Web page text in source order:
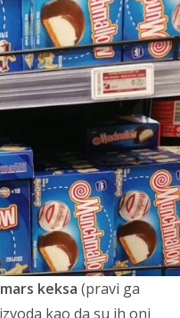
keksa (pravi ga
kao da su ih oni